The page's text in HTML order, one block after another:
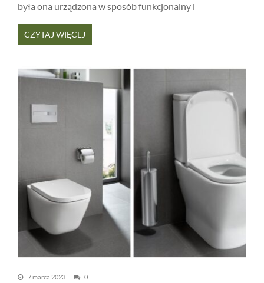
była ona urządzona w sposób funkcjonalny i
CZYTAJ WIĘCEJ
7 marca 2023 0